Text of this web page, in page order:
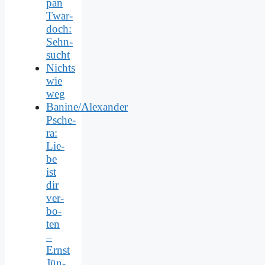
pan
Twar­
doch:
Sehn­
sucht
Nichts
wie
weg
Banine/Alexander
Psche­
ra:
Lie­
be
ist
dir
ver­
bo­
ten
–
Ernst